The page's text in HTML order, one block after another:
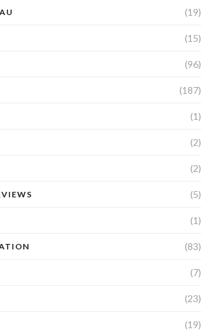
(19)
(15)
(96)
(187)
(1)
(2)
(2)
(5)
(1)
(83)
(7)
(23)
(19)